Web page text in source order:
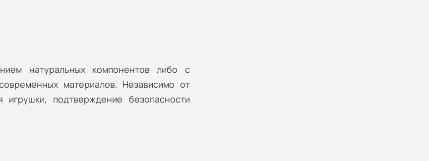
натуральных компонентов либо с
материалов. Независимо от
подтверждение безопасности